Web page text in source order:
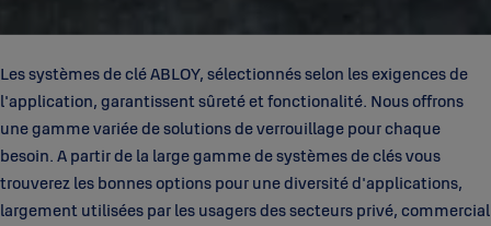
Les systèmes de clé ABLOY, sélectionnés selon les exigences de
l'application, garantissent sûreté et fonctionalité. Nous offrons
une gamme variée de solutions de verrouillage pour chaque
besoin. A partir de la large gamme de systèmes de clés vous
trouverez les bonnes options pour une diversité d'applications,
largement utilisées par les usagers des secteurs privé, commercial